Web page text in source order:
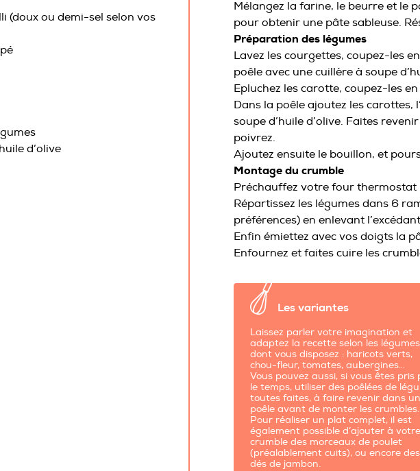
(doux ou demi-sel selon vos
d’olive
Mélangez la farine, le beurre et le
pour obtenir une pâte sableuse.
Préparation des légumes
Lavez les courgettes, coupez-les
poêle avec une cuillère à soupe
Epluchez les carotte, coupez-les
Dans la poêle ajoutez les carottes,
soupe d’huile d’olive. Faites
poivrez.
Ajoutez ensuite le bouillon, et
Montage du crumble
Préchauffez votre four thermostat
Répartissez les légumes dans 6
préférences) en enlevant
Enfin émiettez avec vos doigts la
Enfournez et faites cuire les
Les variantes
Laissez parler votre imagination et
adaptez la recette selon les légumes
dont vous disposez : haricots verts,
chou-fleur, tomates, aubergines…
Vous pouvez aussi, si vous êtes pris
le temps, utiliser des poêlées de
toutes faites, à faire revenir dans
poêle avant de monter les crumbles.
Pour réaliser un plat complet, il est
également possible d’ajouter à
crumble des morceaux de poulet
(préalablement cuits), ou encore des
dés de jambon.